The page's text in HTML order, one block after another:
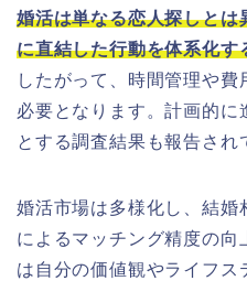
婚活は単なる恋人探しとは
に直結した行動を体系化す
したがって、時間管理や
必要となります。計画的に
とする調査結果も報告され
婚活市場は多様化し、結婚
によるマッチング精度の向
は自分の価値観やライフス